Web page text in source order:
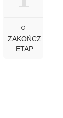
ZAKOŃCZ
ETAP